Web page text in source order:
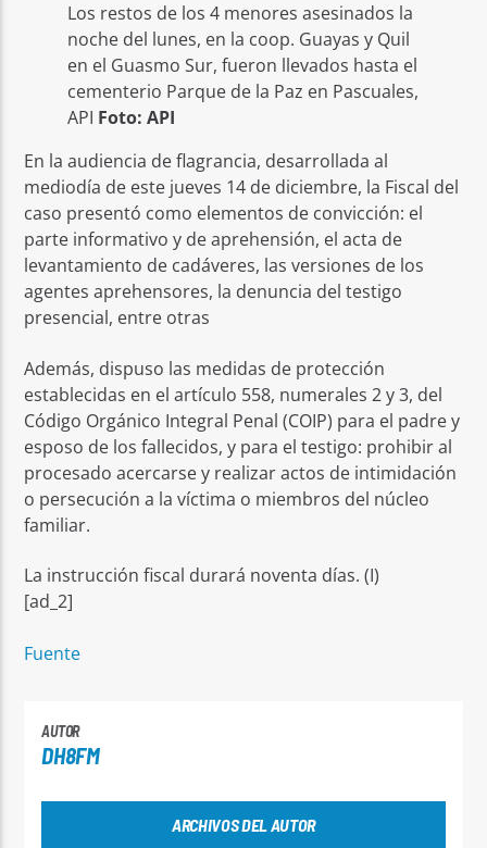
Los restos de los 4 menores asesinados la
noche del lunes, en la coop. Guayas y Quil
en el Guasmo Sur, fueron llevados hasta el
cementerio Parque de la Paz en Pascuales,
API Foto: API
En la audiencia de flagrancia, desarrollada al
mediodía de este jueves 14 de diciembre, la Fiscal del
caso presentó como elementos de convicción: el
parte informativo y de aprehensión, el acta de
levantamiento de cadáveres, las versiones de los
agentes aprehensores, la denuncia del testigo
presencial, entre otras
Además, dispuso las medidas de protección
establecidas en el artículo 558, numerales 2 y 3, del
Código Orgánico Integral Penal (COIP) para el padre y
esposo de los fallecidos, y para el testigo: prohibir al
procesado acercarse y realizar actos de intimidación
o persecución a la víctima o miembros del núcleo
familiar.
La instrucción fiscal durará noventa días. (I)
[ad_2]
Fuente
AUTOR
DH8FM
ARCHIVOS DEL AUTOR